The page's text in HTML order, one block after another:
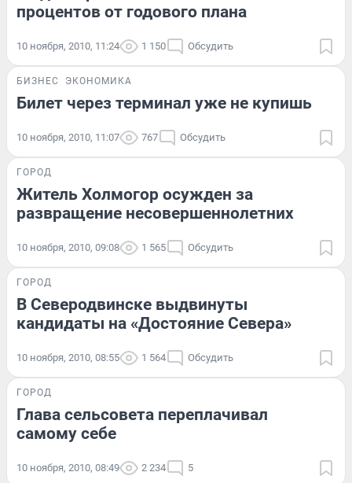
процентов от годового плана
10 ноября, 2010, 11:24 1 150 Обсудить
БИЗНЕС ЭКОНОМИКА
Билет через терминал уже не купишь
10 ноября, 2010, 11:07 767 Обсудить
ГОРОД
Житель Холмогор осужден за
развращение несовершеннолетних
10 ноября, 2010, 09:08 1 565 Обсудить
ГОРОД
В Северодвинске выдвинуты
кандидаты на «Достояние Севера»
10 ноября, 2010, 08:55 1 564 Обсудить
ГОРОД
Глава сельсовета переплачивал
самому себе
10 ноября, 2010, 08:49 2 234 5